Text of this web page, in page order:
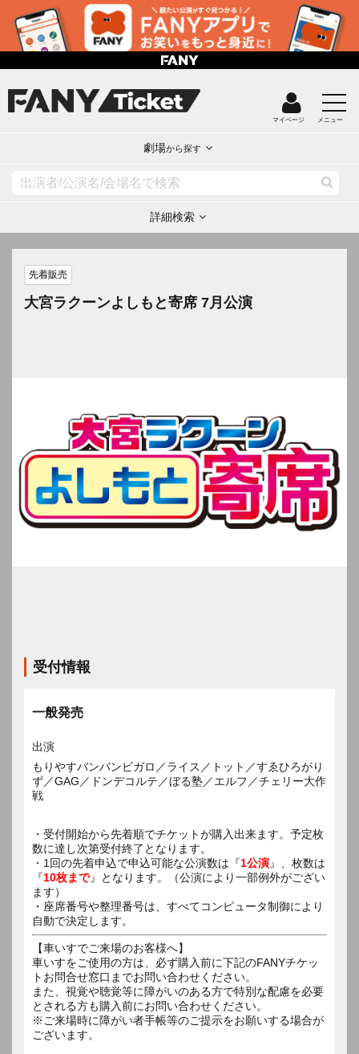
マイページ メニュー
劇場から探す
詳細検索
先着販売
大宮ラクーンよしもと寄席 7月公演
受付情報
一般発売
出演
もりやすバンバンビガロ／ライス／トット／すゑひろがり
ず／GAG／ドンデコルテ／ぼる塾／エルフ／チェリー大作
戦
・受付開始から先着順でチケットが購入出来ます。予定枚
数に達し次第受付終了となります。
・1回の先着申込で申込可能な公演数は『1公演』、枚数は
『10枚まで』となります。（公演により一部例外がござい
ます）
・座席番号や整理番号は、すべてコンピュータ制御により
自動で決定します。
【車いすでご来場のお客様へ】
車いすをご使用の方は、必ず購入前に下記のFANYチケッ
トお問合せ窓口までお問い合わせください。
また、視覚や聴覚等に障がいのある方で特別な配慮を必要
とされる方も購入前にお問い合わせください。
※ご来場時に障がい者手帳等のご提示をお願いする場合が
ございます。